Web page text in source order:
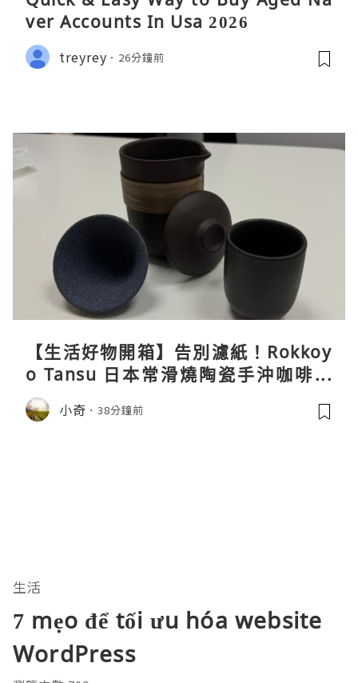
ver Accounts In Usa 2026
treyrey 26分鐘前
【生活好物開箱】告別濾紙！Rokkoy
o Tansu 日本常滑燒陶瓷手沖咖啡組
親身試用＆真實評價
小奇 38分鐘前
生活
7 mẹo để tối ưu hóa website
WordPress